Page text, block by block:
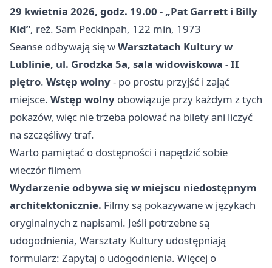
29 kwietnia 2026, godz. 19.00 - „Pat Garrett i Billy
Kid”, reż. Sam Peckinpah, 122 min, 1973
Seanse odbywają się wWarsztatach Kultury w
Lublinie, ul. Grodzka 5a, sala widowiskowa - II
piętro. Wstęp wolny- po prostu przyjść i zająć
miejsce. Wstęp wolny obowiązuje przy każdym z tych
pokazów, więc nie trzeba polować na bilety ani liczyć
na szczęśliwy traf.
Warto pamiętać o dostępności i napędzić sobie
wieczór filmem
Wydarzenie odbywa się w miejscu niedostępnym
architektonicznie. Filmy są pokazywane w językach
oryginalnych z napisami. Jeśli potrzebne są
udogodnienia, Warsztaty Kultury udostępniają
formularz: Zapytaj o udogodnienia. Więcej o